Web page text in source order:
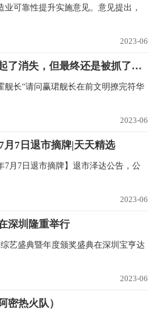
可靠性提升实施意见。意见提出，
2023-06
当崩坏结束后舰长却玩起了消失，但最终还是被抓了回去
舰长“请问赢珺舰长在前文明撩完符华
2023-06
月7日退市摘牌|天天精选
7月7日退市摘牌】退市泽达公告，公
2023-06
深圳隆重举行
艺盛典暨年度颁奖盛典在深圳宝亨达
2023-06
密热火队）